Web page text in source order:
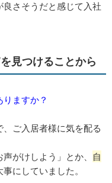
さそうだと感じて入社
見つけることから
ますか？
ご入居者様に気を配る
がけしよう」とか、 自
事にしていました。